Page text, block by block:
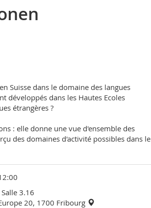
Suisse dans le domaine des langues
développés dans les Hautes Ecoles
étrangères ?
: elle donne une vue d'ensemble des
des domaines d'activité possibles dans le
3.16
20, 1700 Fribourg